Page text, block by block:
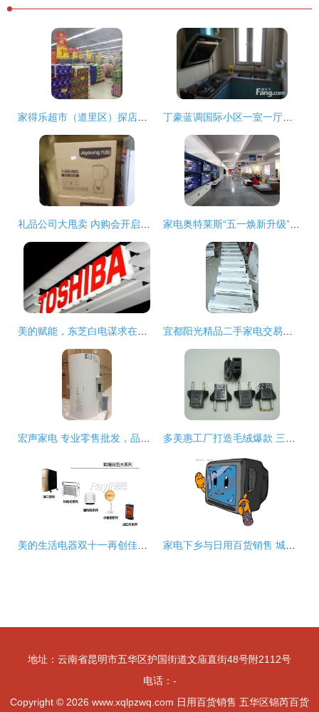
家得乐超市（道里区）探店指南 电话、地址、价格与团购信息全解析 丁豪蓝调国际小区一室一厅精品房源 济南历下花园路东首的理想之选
礼品公司大甩卖 内购会开启，日用品一网打尽 家电奥特莱斯“五一焕新升级” 5所不有1降到底，日用百货销售掀高潮
美的赋能，东芝白电谋求在海外市场的二次扩张 宜都阳光精品二手家电交易市场 分类信息广告与日用百货销售的综合平台
宏声家电 专业零售批发，品类精准拓展 多美惠工厂打造毛绒爆款 三只熊与北极熊公仔淘宝热销背后的成功逻辑
美的生活电器双十一再创佳绩，荣登小家电与日用百货销售双料冠军 家电下乡与日用百货销售 城乡消费新动能与民生改善的双重奏
地址：云南省昆明市五华区护国街道文庙直街48号附2112号
电话：-
Copyright © 2026 www.xqlpzwq.com 日用百货销售 五华区锦芮百货